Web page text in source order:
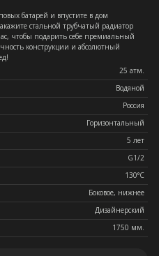
батарей и впустите в дом
стальной трубчатый радиатор
чтобы подарить себе премиальный
конструкции и абсолютный
25 атм.
Водяной
Россия
Горизонтальный
5 лет
G1/2
130°C
Боковое, нижнее
Дизайнерский
1750 мм.